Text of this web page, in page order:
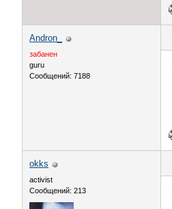
Andron_
забанен
guru
Сообщений: 7188
okks
activist
Сообщений: 213